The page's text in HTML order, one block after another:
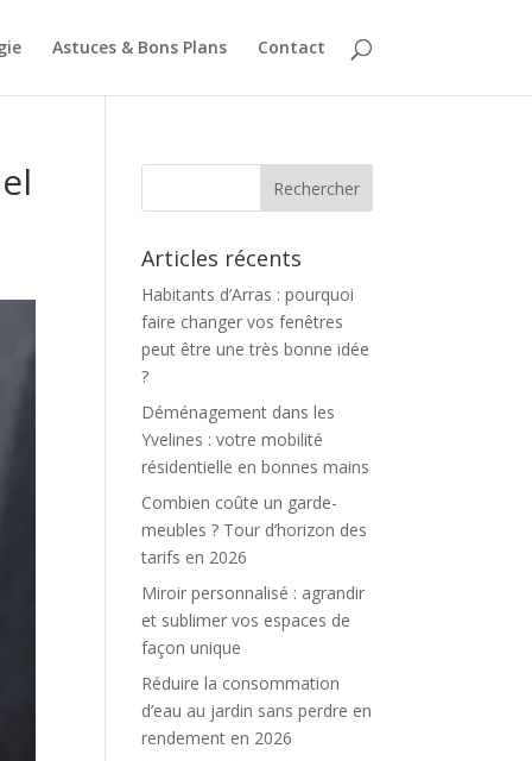
Astuces & Bons Plans Contact
Articles récents
Habitants d’Arras : pourquoi
faire changer vos fenêtres
peut être une très bonne idée
?
Déménagement dans les
Yvelines : votre mobilité
résidentielle en bonnes mains
Combien coûte un garde-
meubles ? Tour d’horizon des
tarifs en 2026
Miroir personnalisé : agrandir
et sublimer vos espaces de
façon unique
Réduire la consommation
d’eau au jardin sans perdre en
rendement en 2026